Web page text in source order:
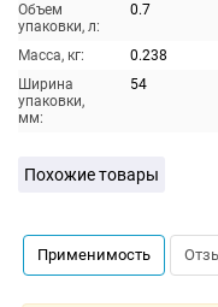
Объем
упаковки, л:
0.7
Масса, кг:
0.238
Ширина
упаковки,
мм:
54
Похожие товары
Применимость